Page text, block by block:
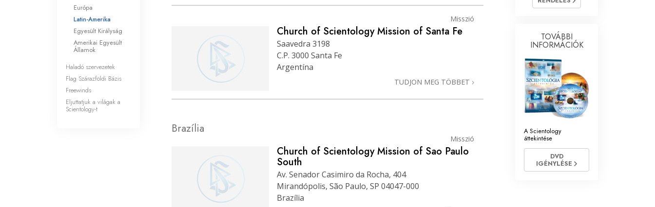
Mi a nagyság?
Eszközök a munkahelyen
Az etika és az állapotok
Az elnyomás oka
A szervezés alapjai
A public relations alapjai
Célok és célkitűzések
Misszió
Church of Scientology Mission of Santa Fe
Saavedra 3198
C.P. 3000 Santa Fe
Argentína
TUDJON MEG TÖBBET
Brazília
Misszió
Church of Scientology Mission of Sao Paulo
South
Av. Senador Casimiro da Rocha, 404
Mirandópolis, São Paulo, SP 04047-000
Brazília
Európa
Latin-Amerika
Egyesült Királyság
Amerikai Egyesült
Államok
Haladó szervezetek
Flag Szárazföldi Bázis
Freewinds
Eljuttatjuk a világak a
Scientology-t
TOVÁBBI
INFORMÁCIÓK
A Scientology
áttekintése
DVD
IGÉNYLÉSE